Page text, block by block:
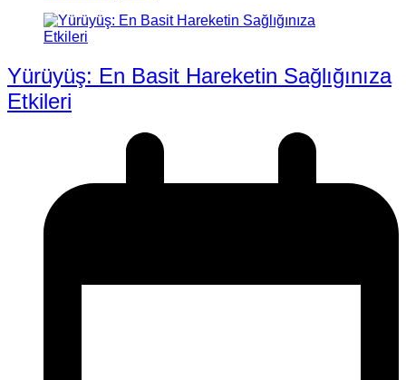
Yürüyüş: En Basit Hareketin Sağlığınıza
Etkileri